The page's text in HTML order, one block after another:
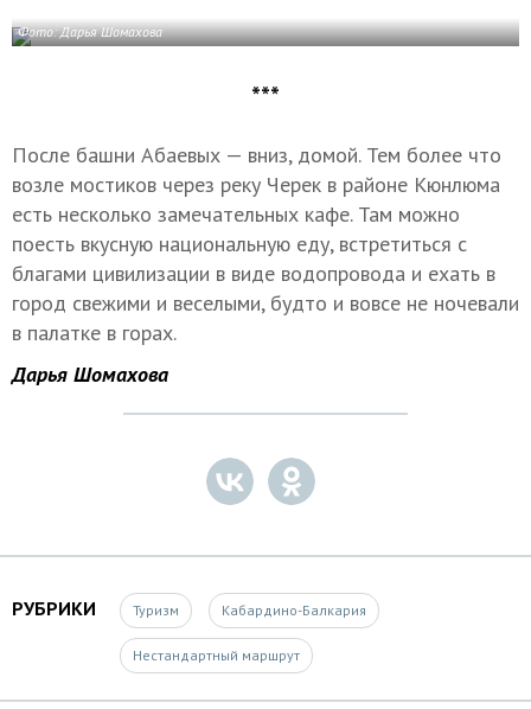
Фото: Дарья Шомахова
***
После башни Абаевых — вниз, домой. Тем более что
возле мостиков через реку Черек в районе Кюнлюма
есть несколько замечательных кафе. Там можно
поесть вкусную национальную еду, встретиться с
благами цивилизации в виде водопровода и ехать в
город свежими и веселыми, будто и вовсе не ночевали
в палатке в горах.
Дарья Шомахова
РУБРИКИ Туризм Кабардино-Балкария
Нестандартный маршрут